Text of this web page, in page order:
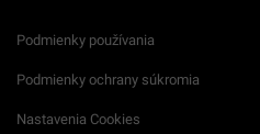
Podmienky používania
Podmienky ochrany súkromia
Nastavenia Cookies